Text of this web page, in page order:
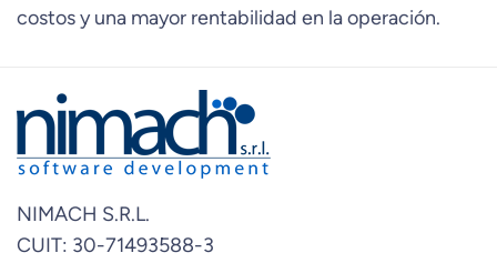
costos y una mayor rentabilidad en la operación.
NIMACH S.R.L.
CUIT: 30-71493588-3